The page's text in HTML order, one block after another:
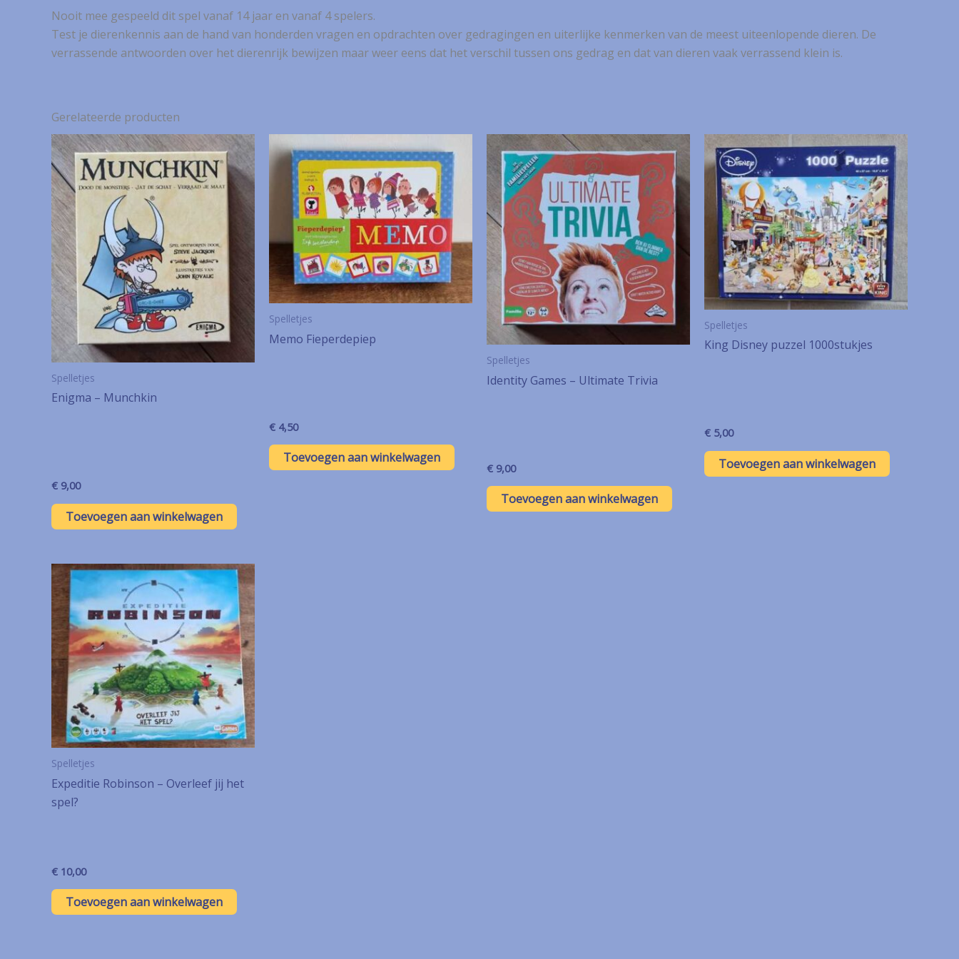
Nooit mee gespeeld dit spel vanaf 14 jaar en vanaf 4 spelers.
Test je dierenkennis aan de hand van honderden vragen en opdrachten over gedragingen en uiterlijke kenmerken van de meest uiteenlopende dieren. De
verrassende antwoorden over het dierenrijk bewijzen maar weer eens dat het verschil tussen ons gedrag en dat van dieren vaak verrassend klein is.
Gerelateerde producten
Spelletjes
Enigma – Munchkin
€ 9,00
Toevoegen aan winkelwagen
Spelletjes
Memo Fieperdepiep
€ 4,50
Toevoegen aan winkelwagen
Spelletjes
Identity Games – Ultimate Trivia
€ 9,00
Toevoegen aan winkelwagen
Spelletjes
King Disney puzzel 1000stukjes
€ 5,00
Toevoegen aan winkelwagen
Spelletjes
Expeditie Robinson – Overleef jij het
spel?
€ 10,00
Toevoegen aan winkelwagen